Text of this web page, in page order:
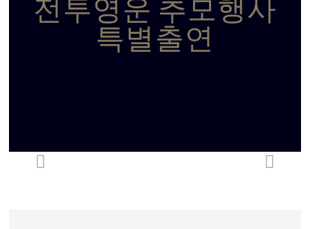
전투영운 추모행사
특별출연